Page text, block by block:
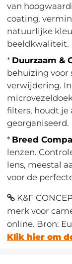
van
coating,
natuurlijke
beeldkwaliteit.
* Duurzaam &
behuizing voor
verwijdering.
filters, houdt je
georganiseerd.
* Breed
lenzen.
lens, meestal
voor de
K&F
merk voor
online. Bron:
Klik hier om